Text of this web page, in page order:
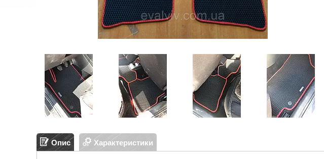
Опис Характеристики